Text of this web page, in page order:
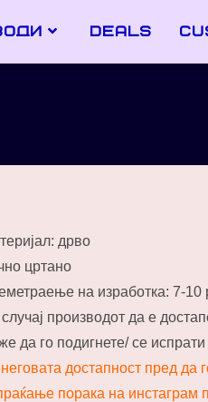
deals
дрво
цртано
на изработка: 7-10
производот да е
да го подигнете/ се
достапност пред да
порака на инстаграм